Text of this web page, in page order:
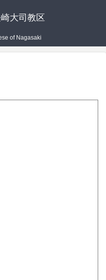
大司教区
of Nagasaki